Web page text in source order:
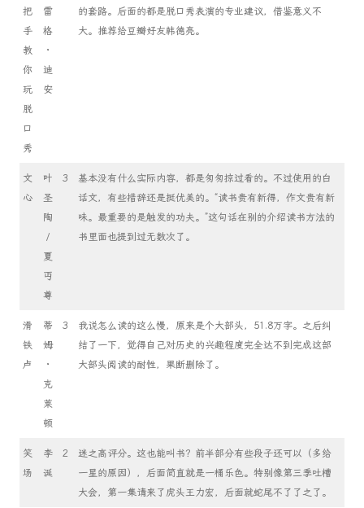
把
手
教
你
玩
脱
口
秀
雷
格
·
迪
安
的套路。后面的都是脱口秀表演的专业建议，借鉴意义不
大。推荐给豆瓣好友韩德亮。
文
心
叶
圣
陶
/
夏
丏
尊
3
基本没有什么实际内容，都是匆匆掠过看的。不过使用的白
话文，有些措辞还是挺优美的。“读书贵有新得，作文贵有新
味。最重要的是触发的功夫。”这句话在别的介绍读书方法的
书里面也提到过无数次了。
滑
铁
卢
蒂
姆
·
克
莱
顿
3
我说怎么读的这么慢，原来是个大部头，51.8万字。之后纠
结了一下，觉得自己对历史的兴趣程度完全达不到完成这部
大部头阅读的耐性，果断删除了。
笑
场
李
诞
2
迷之高评分。这也能叫书？前半部分有些段子还可以（多给
一星的原因），后面简直就是一桶乐色。特别像第三季吐槽
大会，第一集请来了虎头王力宏，后面就蛇尾不了了之了。